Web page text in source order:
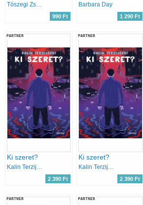
990 Ft
Barbara Day
1 290 Ft
PARTNER
Ki szeret?
Kalin Terzijszki
2 390 Ft
PARTNER
Ki szeret?
Kalin Terzijszki
2 390 Ft
PARTNER PARTNER